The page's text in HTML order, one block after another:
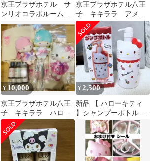
京王プラザホテル サ
ンリオコラボルーム限
定 アメニティセッ
ト クロミ
京王プラザホテル八王
子 キキララ アメニ
ティ 京宿泊者限定
ぬいぐるみ
¥ 10,000
京王プラザホテル八王
子 キキララ ハロー
キティ アメニティセ
ット
¥2,500
新品 【 ハローキティ
】シャンプーボトル サ
ンリオ